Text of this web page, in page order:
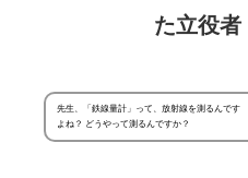
た立役者
先生、「鉄線量計」って、放射線を測るんです
よね？ どうやって測るんですか？